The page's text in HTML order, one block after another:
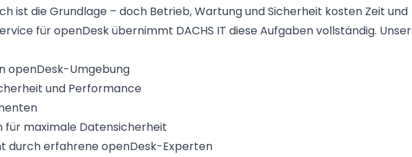
ist die Grundlage – doch Betrieb, Wartung und Sicherheit kosten Zeit und
für openDesk übernimmt DACHS IT diese Aufgaben vollständig. Unser
openDesk-Umgebung
und Performance
maximale Datensicherheit
durch erfahrene openDesk-Experten